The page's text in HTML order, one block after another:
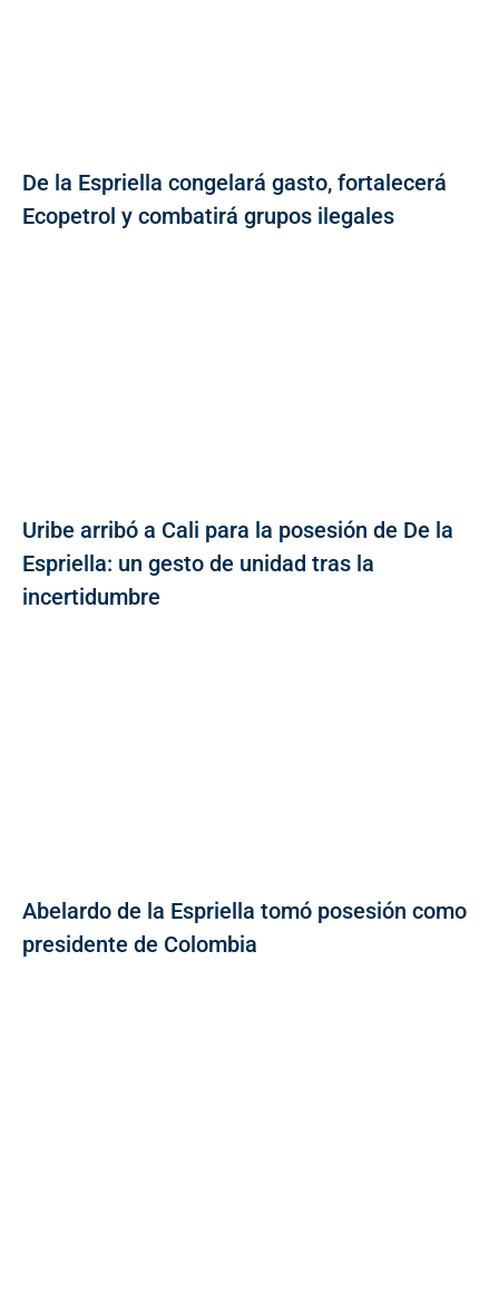
De la Espriella congelará gasto, fortalecerá
Ecopetrol y combatirá grupos ilegales
Uribe arribó a Cali para la posesión de De la
Espriella: un gesto de unidad tras la
incertidumbre
Abelardo de la Espriella tomó posesión como
presidente de Colombia